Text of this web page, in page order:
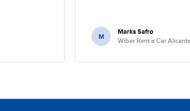
M Marks Safro
Wiber Rent a Car